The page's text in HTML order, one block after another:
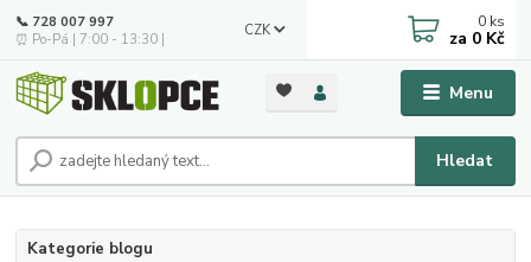
Menu
CZK
Hledat
📞 728 007 997
⏰ Po-Pá | 7:00 - 13:30 |
0 ks
za 0 Kč
Kategorie blogu